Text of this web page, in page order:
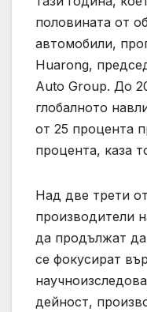
половината от
автомобили,
Huarong,
Auto Group. До
глобалното
от 25 процента
процента, каза
Над две трети
производители
да продължат
се фокусират
дейност,